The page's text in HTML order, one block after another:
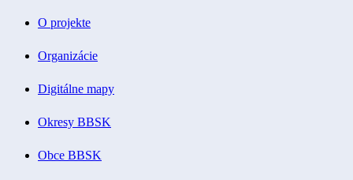
O projekte
Organizácie
Digitálne mapy
Okresy BBSK
Obce BBSK